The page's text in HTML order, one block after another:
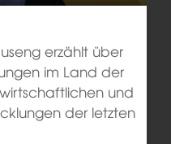
erzählt über
im Land der
und
der letzten